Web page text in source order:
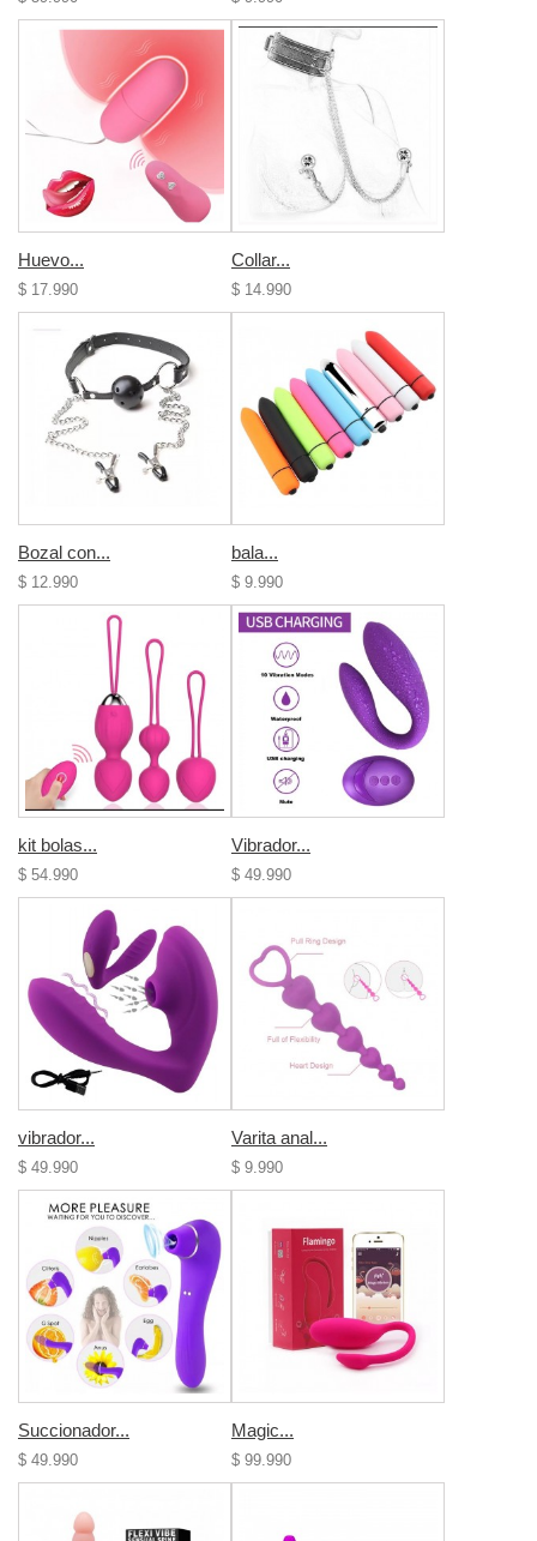
Huevo...
$ 17.990
Collar...
$ 14.990
Bozal con...
$ 12.990
bala...
$ 9.990
kit bolas...
$ 54.990
Vibrador...
$ 49.990
vibrador...
$ 49.990
Varita anal...
$ 9.990
Succionador...
$ 49.990
Magic...
$ 99.990